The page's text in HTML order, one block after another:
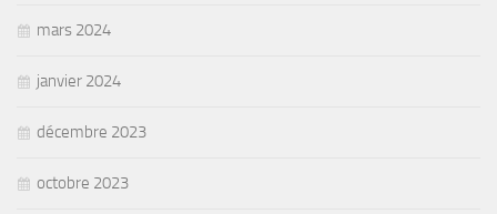
mars 2024
janvier 2024
décembre 2023
octobre 2023